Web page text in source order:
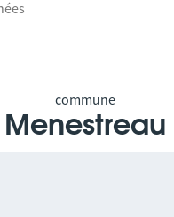
commune
Menestreau